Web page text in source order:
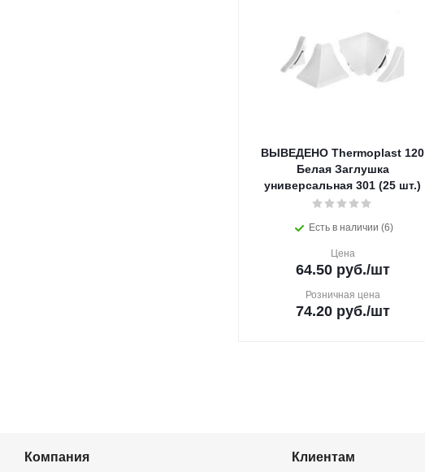
ВЫВЕДЕНО Thermoplast 120
Белая Заглушка
универсальная 301 (25 шт.)
Есть в наличии (6)
Цена
64.50руб./шт
Розничная цена
74.20руб./шт
Компания Клиентам